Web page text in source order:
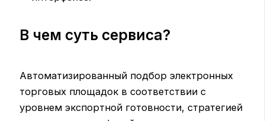
В чем суть сервиса?
Автоматизированный подбор электронных
торговых площадок в соответствии с
уровнем экспортной готовности, стратегией